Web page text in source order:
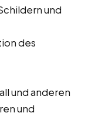
und
des
und anderen
und